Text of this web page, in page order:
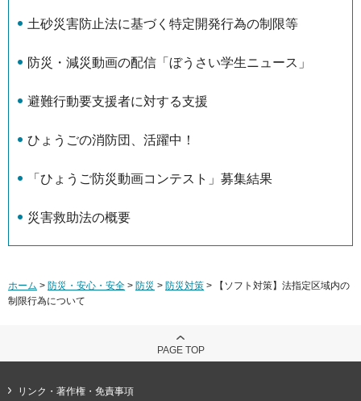
土砂災害防止法に基づく特定開発行為の制限等
防災・減災動画の配信「ぼうさい学生ニュース」
避難行動要支援者に対する支援
ひょうごの消防団、活躍中！
「ひょうご防災動画コンテスト」募集結果
災害救助法の概要
ホーム > 防災・安心・安全 > 防災 > 防災対策 > 【ソフト対策】法指定区域内の
制限行為について
PAGE TOP
リンク・著作権・免責事項